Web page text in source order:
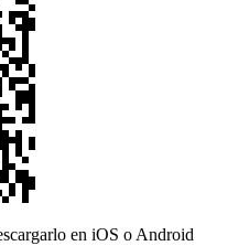
en iOS o Android